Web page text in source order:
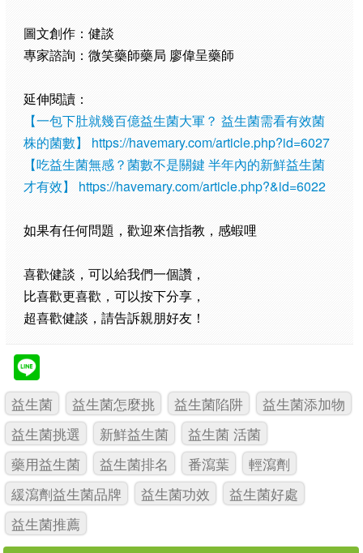
圖文創作：健談
專家諮詢：微笑藥師藥局 廖偉呈藥師
延伸閱讀：
【一包下肚就幾百億益生菌大軍？ 益生菌需看有效菌
株的菌數】
https://havemary.com/article.php?id=6027
【吃益生菌無感？菌數不是關鍵 半年內的新鮮益生菌
才有效】
https://havemary.com/article.php?&id=6022
如果有任何問題，歡迎來信指教，感蝦哩
喜歡健談，可以給我們一個讚，
比喜歡更喜歡，可以按下分享，
超喜歡健談，請告訴親朋好友！
益生菌 益生菌怎麼挑 益生菌陷阱
益生菌添加物
益生菌挑選
新鮮益生菌
益生菌 活菌
藥用益生菌
益生菌排名 番瀉葉
輕瀉劑
緩瀉劑益生菌品牌
益生菌功效
益生菌好處
益生菌推薦